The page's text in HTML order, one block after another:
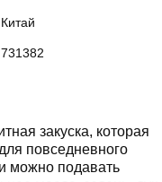
Китай
731382
закуска, которая
повседневного
можно подавать